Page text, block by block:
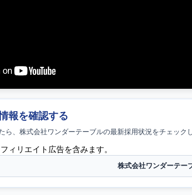
報を確認する
ら、 株式会社ワンダーテーブルの最新採用状況をチェック
ィリエイト広告を含みます。
株式会社ワンダーテー